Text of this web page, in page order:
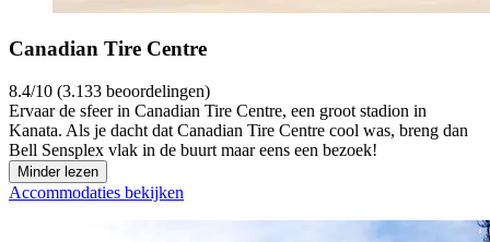
Canadian Tire Centre
8.4/10 (3.133 beoordelingen)
Ervaar de sfeer in Canadian Tire Centre, een groot stadion in
Kanata. Als je dacht dat Canadian Tire Centre cool was, breng dan
Bell Sensplex vlak in de buurt maar eens een bezoek!
Minder lezen
Accommodaties bekijken